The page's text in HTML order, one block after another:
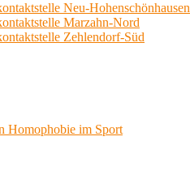
Neu-Hohenschönhausen
Marzahn-Nord
Zehlendorf-Süd
Homophobie im Sport